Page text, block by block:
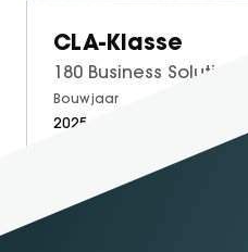
CLA-Klasse
Bouwjaar
2025